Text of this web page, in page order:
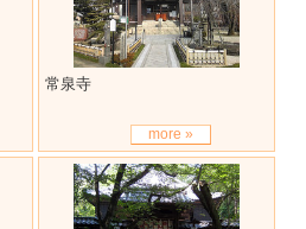
常泉寺
more »